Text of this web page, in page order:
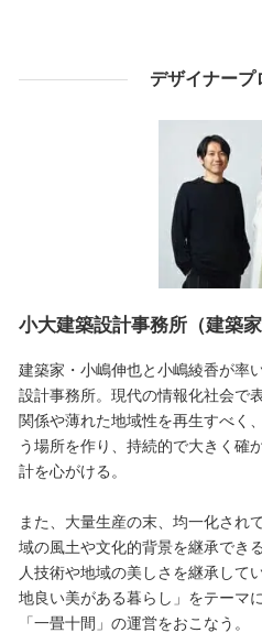
デザイナープ
小大建築設計事務所（建築家
建築家・小嶋伸也と小嶋綾香が率
設計事務所。現代の情報化社会で
関係や薄れた地域性を再生すべく
う場所を作り、持続的で大きく確
計を心がける。
また、大量生産の末、均一化され
域の風土や文化的背景を継承でき
人技術や地域の美しさを継承して
地良い美がある暮らし」をテーマ
「一畳十間」の運営をおこなう。